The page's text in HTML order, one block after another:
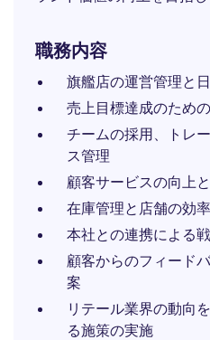
職務内容
旗艦店の運営管理と
売上目標達成のため
チームの採用、トレ
ス管理
顧客サービスの向上
在庫管理と店舗の効
本社との連携による
顧客からのフィード
案
リテール業界の動向
る施策の実施